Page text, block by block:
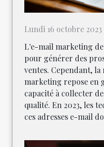
Lundi 16 octobre 2023
L'e-mail marketing
pour générer des
ventes. Cependant, la
marketing repose en
capacité à collecter
qualité. En 2023, les
ces adresses e-mail